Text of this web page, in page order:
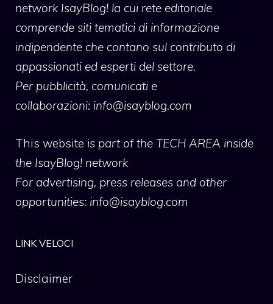
network IsayBlog! la cui rete editoriale
comprende siti tematici di informazione
indipendente che contano sul contributo di
appassionati ed esperti del settore.
Per pubblicità, comunicati e
collaborazioni: info@isayblog.com
This website is part of the TECH AREA inside
the IsayBlog! network
For advertising, press releases and other
opportunities: info@isayblog.com
LINK VELOCI
Disclaimer